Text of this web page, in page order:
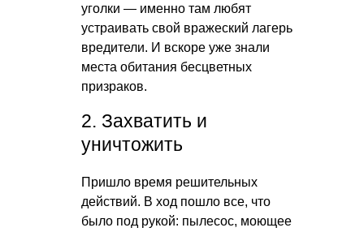
уголки — именно там любят
устраивать свой вражеский лагерь
вредители. И вскоре уже знали
места обитания бесцветных
призраков.
2. Захватить и
уничтожить
Пришло время решительных
действий. В ход пошло все, что
было под рукой: пылесос, моющее